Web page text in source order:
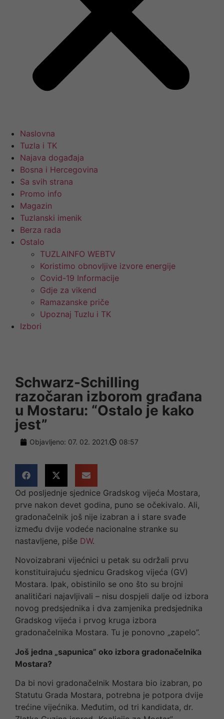
Naslovna
Tuzla i TK
Najava događaja
Bosna i Hercegovina
Sa svih strana
Promo info
Magazin
Tuzlanski imenik
Berza rada
Ostalo
TUZLAINFO WEBTV
Koristimo obnovljive izvore energije
Covid-19 Informacije
Gdje za vikend
Ramazanske priče
Upoznaj Tuzlu i TK
Izbori
Schwarz-Schilling
razočaran izborom građana
u Mostaru: “Ostalo je kako
jest”
Objavljeno: 07. 02. 2021. 08:57
Od posljednje sjednice Gradskog vijeća Mostara,
prve nakon devet godina, puno se očekivalo. Ali,
gradonačelnik još nije izabran a i stare svađe
između dvije vodeće nacionalne stranke su
nastavljene, piše DW.
Novoizabrani vijećnici u petak su održali prvu
konstituirajuću sjednicu Gradskog vijeća (GV)
Mostara. Ipak, obistinilo se ono što su brojni
analitičari najavljivali – nisu dospjeli dalje od izbora
novog predsjednika i dva zamjenika predsjednika
Gradskog vijeća i prvog kruga izbora
gradonačelnika Mostara. Tu je ponovno „zapelo”.
Još jedna „sapunica” oko izbora gradonačelnika
Mostara?
Da bi novi gradonačelnik Mostara bio izabran, po
Statutu Grada Mostara, potrebna je potpora dvije
trećine vijećnika. Međutim, od tri kandidata, dr.